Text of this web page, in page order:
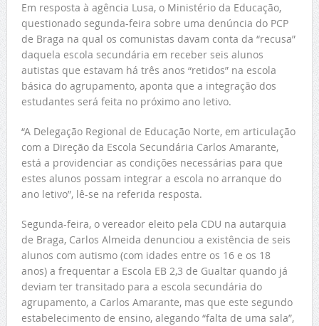
Em resposta à agência Lusa, o Ministério da Educação,
questionado segunda-feira sobre uma denúncia do PCP
de Braga na qual os comunistas davam conta da “recusa”
daquela escola secundária em receber seis alunos
autistas que estavam há três anos “retidos” na escola
básica do agrupamento, aponta que a integração dos
estudantes será feita no próximo ano letivo.
“A Delegação Regional de Educação Norte, em articulação
com a Direção da Escola Secundária Carlos Amarante,
está a providenciar as condições necessárias para que
estes alunos possam integrar a escola no arranque do
ano letivo”, lê-se na referida resposta.
Segunda-feira, o vereador eleito pela CDU na autarquia
de Braga, Carlos Almeida denunciou a existência de seis
alunos com autismo (com idades entre os 16 e os 18
anos) a frequentar a Escola EB 2,3 de Gualtar quando já
deviam ter transitado para a escola secundária do
agrupamento, a Carlos Amarante, mas que este segundo
estabelecimento de ensino, alegando “falta de uma sala”,